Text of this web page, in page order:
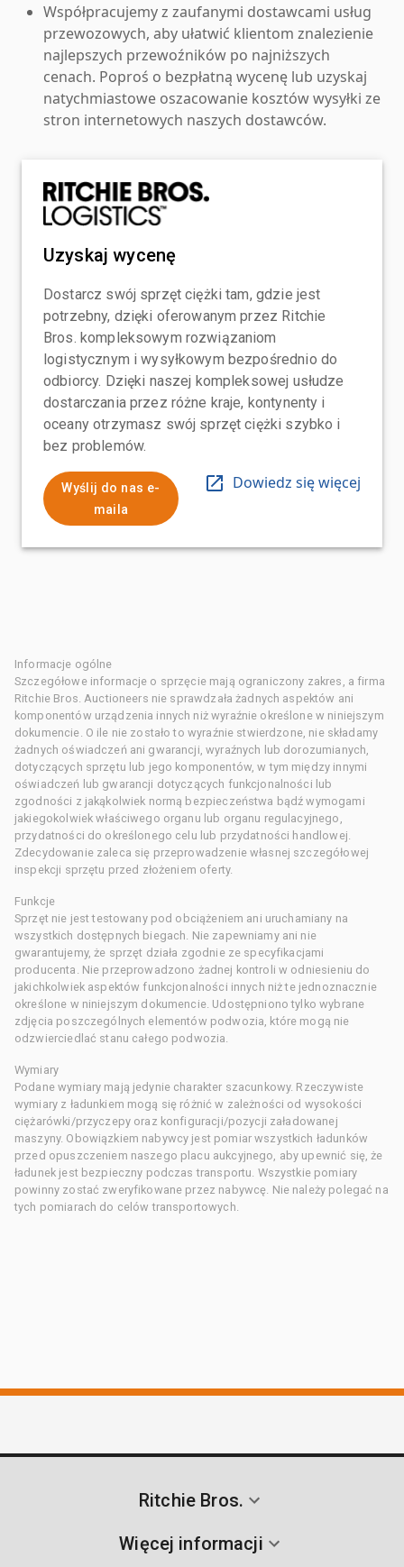
Współpracujemy z zaufanymi dostawcami usług
przewozowych, aby ułatwić klientom znalezienie
najlepszych przewoźników po najniższych
cenach. Poproś o bezpłatną wycenę lub uzyskaj
natychmiastowe oszacowanie kosztów wysyłki ze
stron internetowych naszych dostawców.
Uzyskaj wycenę
Dostarcz swój sprzęt ciężki tam, gdzie jest
potrzebny, dzięki oferowanym przez Ritchie
Bros. kompleksowym rozwiązaniom
logistycznym i wysyłkowym bezpośrednio do
odbiorcy. Dzięki naszej kompleksowej usłudze
dostarczania przez różne kraje, kontynenty i
oceany otrzymasz swój sprzęt ciężki szybko i
bez problemów.
Wyślij do nas e-
maila
Dowiedz się więcej
Informacje ogólne
Szczegółowe informacje o sprzęcie mają ograniczony zakres, a firma
Ritchie Bros. Auctioneers nie sprawdzała żadnych aspektów ani
komponentów urządzenia innych niż wyraźnie określone w niniejszym
dokumencie. O ile nie zostało to wyraźnie stwierdzone, nie składamy
żadnych oświadczeń ani gwarancji, wyraźnych lub dorozumianych,
dotyczących sprzętu lub jego komponentów, w tym między innymi
oświadczeń lub gwarancji dotyczących funkcjonalności lub
zgodności z jakąkolwiek normą bezpieczeństwa bądź wymogami
jakiegokolwiek właściwego organu lub organu regulacyjnego,
przydatności do określonego celu lub przydatności handlowej.
Zdecydowanie zaleca się przeprowadzenie własnej szczegółowej
inspekcji sprzętu przed złożeniem oferty.
Funkcje
Sprzęt nie jest testowany pod obciążeniem ani uruchamiany na
wszystkich dostępnych biegach. Nie zapewniamy ani nie
gwarantujemy, że sprzęt działa zgodnie ze specyfikacjami
producenta. Nie przeprowadzono żadnej kontroli w odniesieniu do
jakichkolwiek aspektów funkcjonalności innych niż te jednoznacznie
określone w niniejszym dokumencie. Udostępniono tylko wybrane
zdjęcia poszczególnych elementów podwozia, które mogą nie
odzwierciedlać stanu całego podwozia.
Wymiary
Podane wymiary mają jedynie charakter szacunkowy. Rzeczywiste
wymiary z ładunkiem mogą się różnić w zależności od wysokości
ciężarówki/przyczepy oraz konfiguracji/pozycji załadowanej
maszyny. Obowiązkiem nabywcy jest pomiar wszystkich ładunków
przed opuszczeniem naszego placu aukcyjnego, aby upewnić się, że
ładunek jest bezpieczny podczas transportu. Wszystkie pomiary
powinny zostać zweryfikowane przez nabywcę. Nie należy polegać na
tych pomiarach do celów transportowych.
Ritchie Bros.
Więcej informacji